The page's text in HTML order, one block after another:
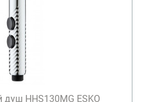
душ HHS130MG ESKO